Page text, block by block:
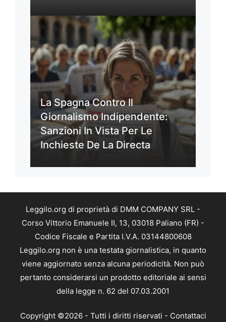
La Spagna Contro Il
Giornalismo Indipendente:
Sanzioni In Vista Per Le
Inchieste De La Directa
Leggilo.org di proprietà di DMM COMPANY SRL -
Corso Vittorio Emanuele II, 13, 03018 Paliano (FR) -
Codice Fiscale e Partita I.V.A. 03144800608
Leggilo.org non è una testata giornalistica, in quanto
viene aggiornato senza alcuna periodicità. Non può
pertanto considerarsi un prodotto editoriale ai sensi
della legge n. 62 del 07.03.2001
Copyright ©2026 - Tutti i diritti riservati - Contattaci